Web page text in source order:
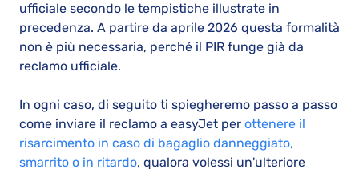
ufficiale secondo le tempistiche illustrate in
precedenza. A partire da aprile 2026 questa formalità
non è più necessaria, perché il PIR funge già da
reclamo ufficiale.
In ogni caso, di seguito ti spiegheremo passo a passo
come inviare il reclamo a easyJet per ottenere il
risarcimento in caso di bagaglio danneggiato,
smarrito o in ritardo, qualora volessi un'ulteriore